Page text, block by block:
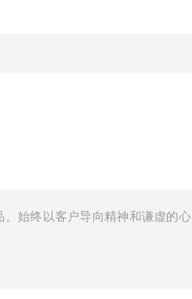
。始终以客户导向精神和谦虚的心